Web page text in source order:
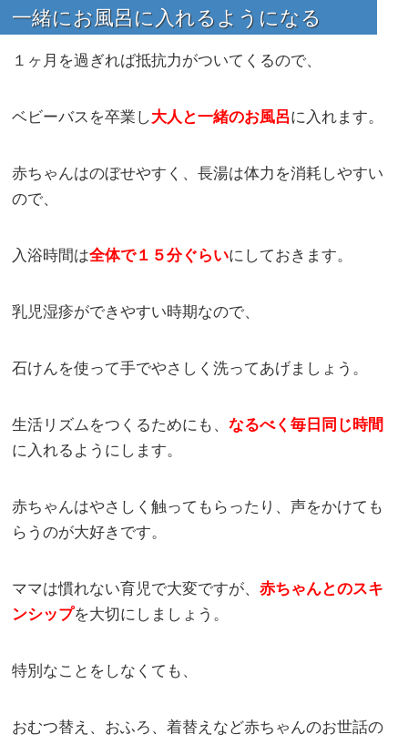
一緒にお風呂に入れるようになる
１ヶ月を過ぎれば抵抗力がついてくるので、
ベビーバスを卒業し大人と一緒のお風呂に入れます。
赤ちゃんはのぼせやすく、長湯は体力を消耗しやすい
ので、
入浴時間は全体で１５分ぐらいにしておきます。
乳児湿疹ができやすい時期なので、
石けんを使って手でやさしく洗ってあげましょう。
生活リズムをつくるためにも、なるべく毎日同じ時間
に入れるようにします。
赤ちゃんはやさしく触ってもらったり、声をかけても
らうのが大好きです。
ママは慣れない育児で大変ですが、赤ちゃんとのスキ
ンシップを大切にしましょう。
特別なことをしなくても、
おむつ替え、おふろ、着替えなど赤ちゃんのお世話の